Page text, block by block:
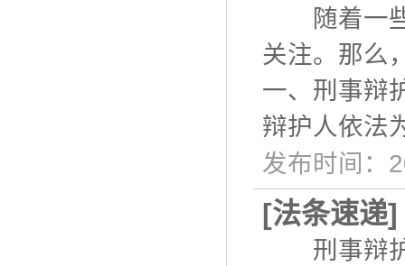
随着一些
关注。那
一、刑事辩
辩护人依法
发布时间：
[法条速递]
刑事辩护